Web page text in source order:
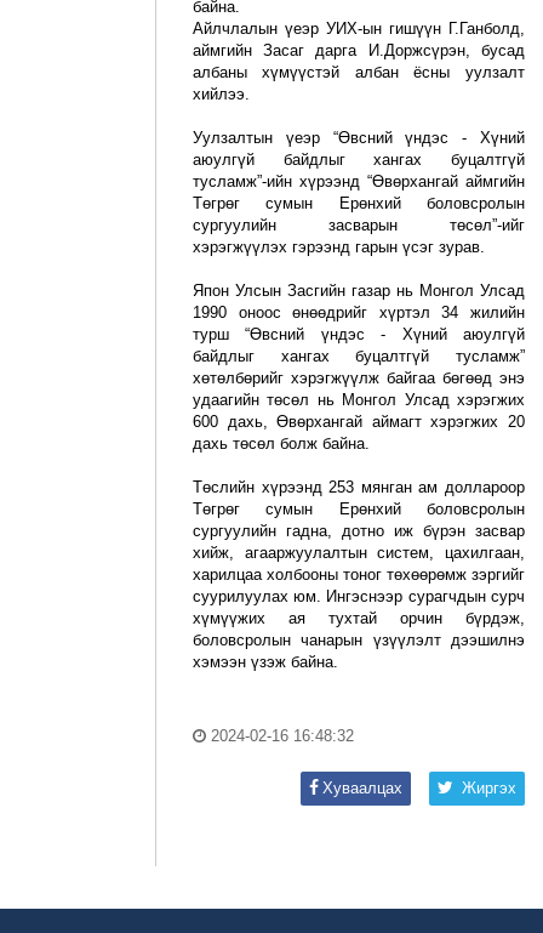
байна.
Айлчлалын үеэр УИХ-ын гишүүн Г.Ганболд,
аймгийн Засаг дарга И.Доржсүрэн, бусад
албаны хүмүүстэй албан ёсны уулзалт
хийлээ.
Уулзалтын үеэр “Өвсний үндэс - Хүний
аюулгүй байдлыг хангах буцалтгүй
тусламж”-ийн хүрээнд “Өвөрхангай аймгийн
Төгрөг сумын Ерөнхий боловсролын
сургуулийн засварын төсөл”-ийг
хэрэгжүүлэх гэрээнд гарын үсэг зурав.
Япон Улсын Засгийн газар нь Монгол Улсад
1990 оноос өнөөдрийг хүртэл 34 жилийн
турш “Өвсний үндэс - Хүний аюулгүй
байдлыг хангах буцалтгүй тусламж”
хөтөлбөрийг хэрэгжүүлж байгаа бөгөөд энэ
удаагийн төсөл нь Монгол Улсад хэрэгжих
600 дахь, Өвөрхангай аймагт хэрэгжих 20
дахь төсөл болж байна.
Төслийн хүрээнд 253 мянган ам доллароор
Төгрөг сумын Ерөнхий боловсролын
сургуулийн гадна, дотно иж бүрэн засвар
хийж, агааржуулалтын систем, цахилгаан,
харилцаа холбооны тоног төхөөрөмж зэргийг
суурилуулах юм. Ингэснээр сурагчдын сурч
хүмүүжих ая тухтай орчин бүрдэж,
боловсролын чанарын үзүүлэлт дээшилнэ
хэмээн үзэж байна.
2024-02-16 16:48:32
Жиргэх
Хуваалцах